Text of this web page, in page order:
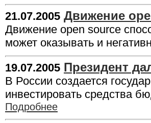
21.07.2005 Движение
Движение open source
может оказывать и
19.07.2005 Президент
В России создается
инвестировать средства
Подробнее